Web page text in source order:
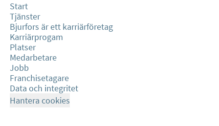
Start
Tjänster
Bjurfors är ett karriärföretag
Karriärprogam
Platser
Medarbetare
Jobb
Franchisetagare
Data och integritet
Hantera cookies